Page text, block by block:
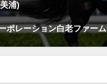
浦)
ポレーション白老ファーム